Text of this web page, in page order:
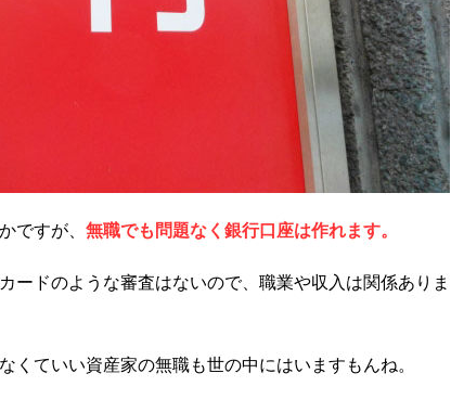
ですが、 無職でも問題なく銀行口座は作れます。
ードのような審査はないので、職業や収入は関係ありま
くていい資産家の無職も世の中にはいますもんね。